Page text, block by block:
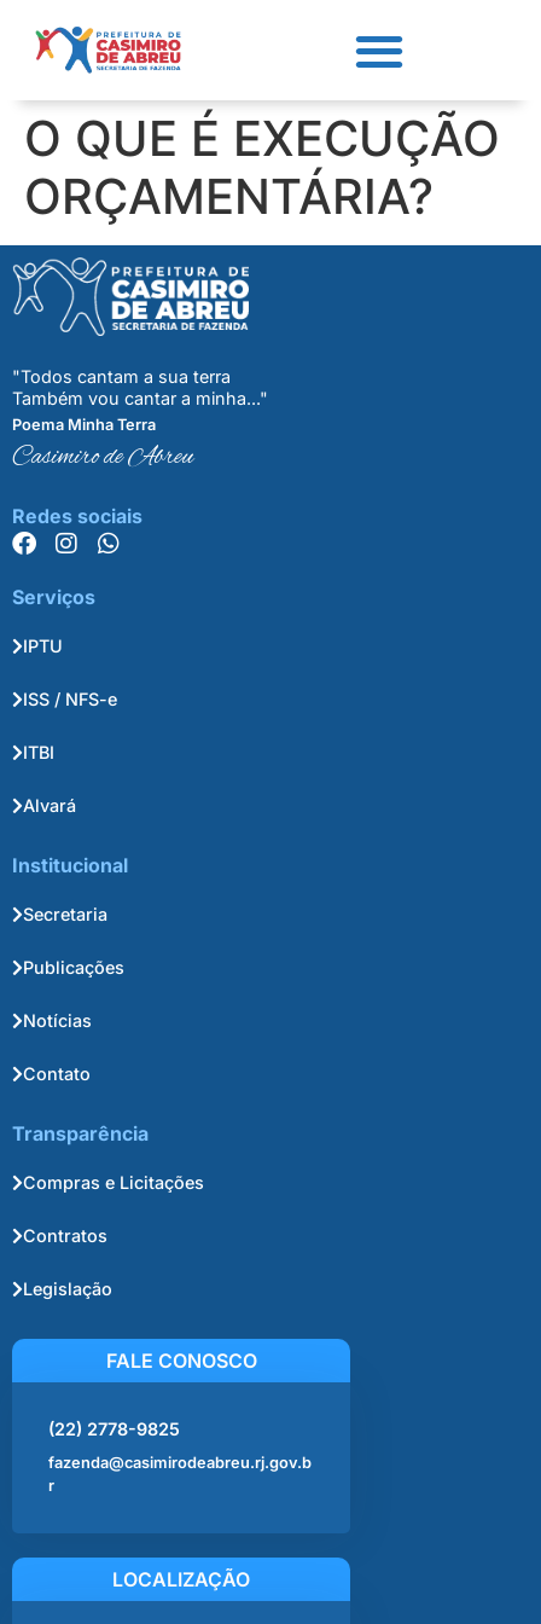
O QUE É EXECUÇÃO
ORÇAMENTÁRIA?
"Todos cantam a sua terra
Também vou cantar a minha..."
Poema Minha Terra
Casimiro de Abreu
Redes sociais
Serviços
IPTU
ISS / NFS-e
ITBI
Alvará
Institucional
Secretaria
Publicações
Notícias
Contato
Transparência
Compras e Licitações
Contratos
Legislação
FALE CONOSCO
(22) 2778-9825
fazenda@casimirodeabreu.rj.gov.b
r
LOCALIZAÇÃO